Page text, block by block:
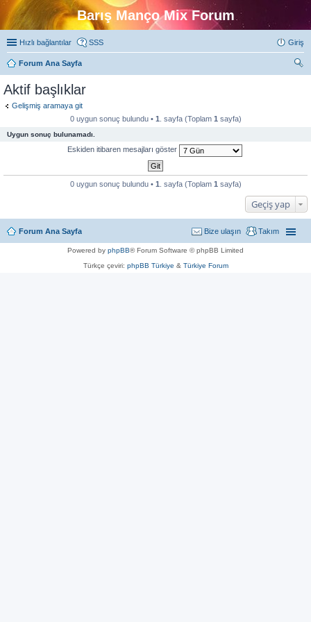
Barış Manço Mix Forum
Hızlı bağlantılar SSS Giriş
Forum Ana Sayfa
Aktif başlıklar
Gelişmiş aramaya git
0 uygun sonuç bulundu • 1 . sayfa (Toplam 1 sayfa)
Uygun sonuç bulunamadı.
Eskiden itibaren mesajları göster
0 uygun sonuç bulundu • 1 . sayfa (Toplam 1 sayfa)
Geçiş yap
Forum Ana Sayfa Takım
Bize ulaşın
Powered by phpBB® Forum Software © phpBB Limited
Türkçe çeviri: phpBB Türkiye & Türkiye Forum